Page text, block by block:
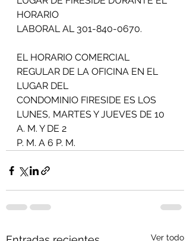
HORARIO
LABORAL AL ​​301-840-0670.
EL HORARIO COMERCIAL
REGULAR DE LA OFICINA EN EL
LUGAR DEL
CONDOMINIO FIRESIDE ES LOS
LUNES, MARTES Y JUEVES DE 10
A. M. Y DE 2
P. M. A 6 P. M.
Ver todo